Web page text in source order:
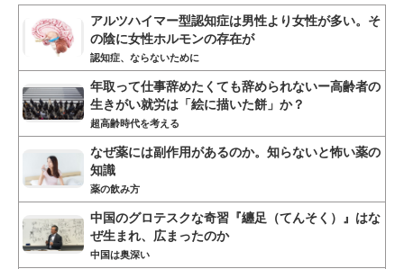
アルツハイマー型認知症は男性より女性が多い。そ
の陰に女性ホルモンの存在が
認知症、ならないために
年取って仕事辞めたくても辞められないー高齢者の
生きがい就労は「絵に描いた餅」か？
超高齢時代を考える
なぜ薬には副作用があるのか。知らないと怖い薬の
知識
薬の飲み方
中国のグロテスクな奇習『纏足（てんそく）』はな
ぜ生まれ、広まったのか
中国は奥深い